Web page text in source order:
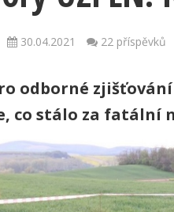
30.04.2021 22 příspěvků
odborné
co stálo za fatální